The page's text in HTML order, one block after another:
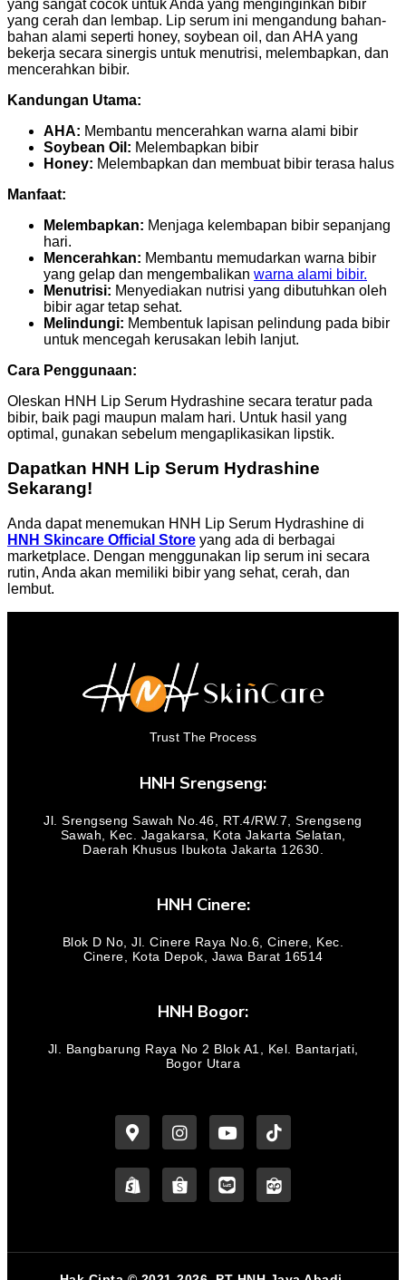
yang sangat cocok untuk Anda yang menginginkan bibir
yang cerah dan lembap. Lip serum ini mengandung bahan-
bahan alami seperti honey, soybean oil, dan AHA yang
bekerja secara sinergis untuk menutrisi, melembapkan, dan
mencerahkan bibir.
Kandungan Utama:
AHA: Membantu mencerahkan warna alami bibir
Soybean Oil: Melembapkan bibir
Honey: Melembapkan dan membuat bibir terasa halus
Manfaat:
Melembapkan: Menjaga kelembapan bibir sepanjang
hari.
Mencerahkan: Membantu memudarkan warna bibir
yang gelap dan mengembalikan warna alami bibir.
Menutrisi: Menyediakan nutrisi yang dibutuhkan oleh
bibir agar tetap sehat.
Melindungi: Membentuk lapisan pelindung pada bibir
untuk mencegah kerusakan lebih lanjut.
Cara Penggunaan:
Oleskan HNH Lip Serum Hydrashine secara teratur pada
bibir, baik pagi maupun malam hari. Untuk hasil yang
optimal, gunakan sebelum mengaplikasikan lipstik.
Dapatkan HNH Lip Serum Hydrashine
Sekarang!
Anda dapat menemukan HNH Lip Serum Hydrashine di
HNH Skincare Official Store yang ada di berbagai
marketplace. Dengan menggunakan lip serum ini secara
rutin, Anda akan memiliki bibir yang sehat, cerah, dan
lembut.
Trust The Process
HNH Srengseng:
Jl. Srengseng Sawah No.46, RT.4/RW.7, Srengseng
Sawah, Kec. Jagakarsa, Kota Jakarta Selatan,
Daerah Khusus Ibukota Jakarta 12630.
HNH Cinere:
Blok D No, Jl. Cinere Raya No.6, Cinere, Kec.
Cinere, Kota Depok, Jawa Barat 16514
HNH Bogor:
Jl. Bangbarung Raya No 2 Blok A1, Kel. Bantarjati,
Bogor Utara